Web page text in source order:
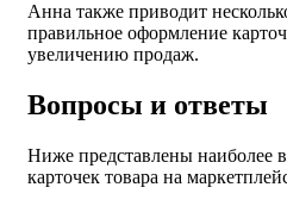
Анна также приводит
правильное оформление
увеличению продаж.
Вопросы и ответы
Ниже представлены наиболее
карточек товара на